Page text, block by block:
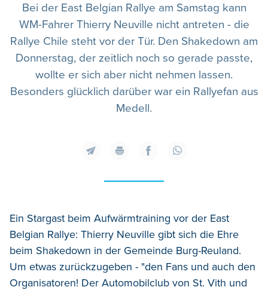
Bei der East Belgian Rallye am Samstag kann
WM-Fahrer Thierry Neuville nicht antreten - die
Rallye Chile steht vor der Tür. Den Shakedown am
Donnerstag, der zeitlich noch so gerade passte,
wollte er sich aber nicht nehmen lassen.
Besonders glücklich darüber war ein Rallyefan aus
Medell.
Ein Stargast beim Aufwärmtraining vor der East
Belgian Rallye: Thierry Neuville gibt sich die Ehre
beim Shakedown in der Gemeinde Burg-Reuland.
Um etwas zurückzugeben - "den Fans und auch den
Organisatoren! Der Automobilclub von St. Vith und